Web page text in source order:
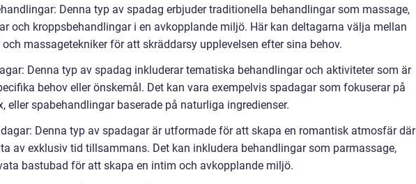
Denna typ av spadag erbjuder traditionella behandlingar som massage,
och kroppsbehandlingar i en avkopplande miljö. Här kan deltagarna välja mellan
massagetekniker för att skräddarsy upplevelsen efter sina behov.
Denna typ av spadag inkluderar tematiska behandlingar och aktiviteter som är
behov eller önskemål. Det kan vara exempelvis spadagar som fokuserar på
eller spabehandlingar baserade på naturliga ingredienser.
Denna typ av spadagar är utformade för att skapa en romantisk atmosfär där
av exklusiv tid tillsammans. Det kan inkludera behandlingar som parmassage,
bastubad för att skapa en intim och avkopplande miljö.